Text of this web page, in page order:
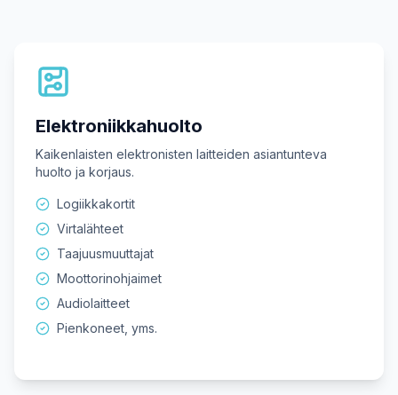
Elektroniikkahuolto
Kaikenlaisten elektronisten laitteiden asiantunteva
huolto ja korjaus.
Logiikkakortit
Virtalähteet
Taajuusmuuttajat
Moottorinohjaimet
Audiolaitteet
Pienkoneet, yms.